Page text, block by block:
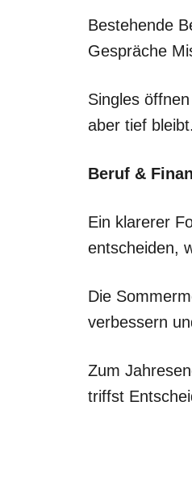
Bestehende
Gespräche
Singles
aber tief bleibt.
Beruf &
Ein klarerer
entscheiden,
Die
verbessern
Zum
triffst